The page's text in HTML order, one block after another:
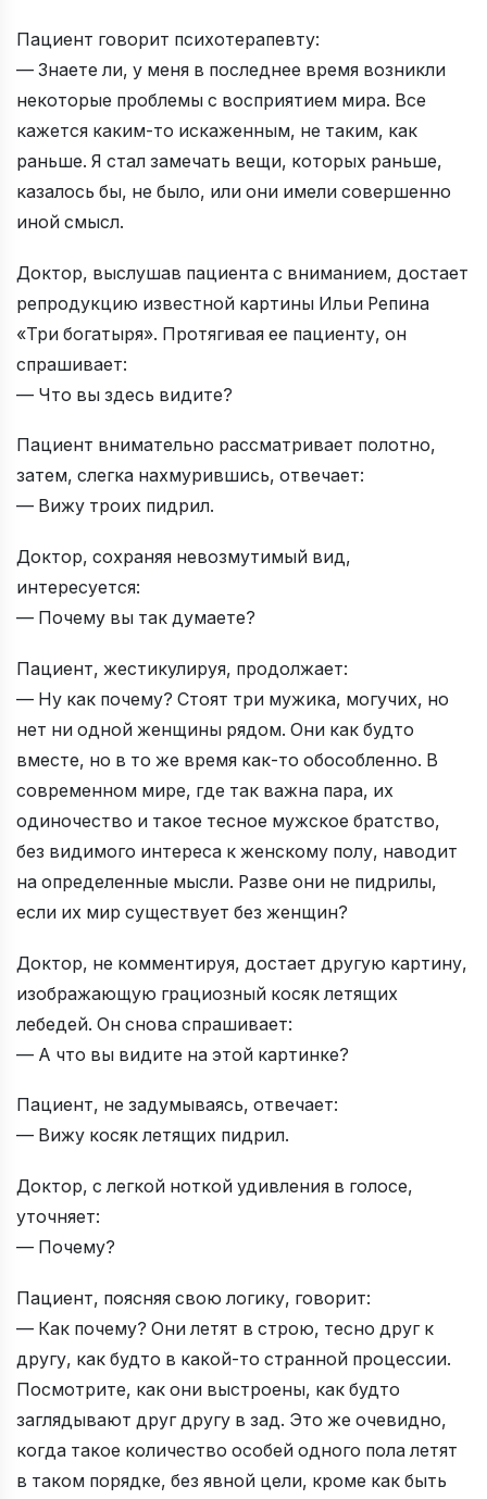
Пациент говорит психотерапевту:
— Знаете ли, у меня в последнее время возникли
некоторые проблемы с восприятием мира. Все
кажется каким-то искаженным, не таким, как
раньше. Я стал замечать вещи, которых раньше,
казалось бы, не было, или они имели совершенно
иной смысл.
Доктор, выслушав пациента с вниманием, достает
репродукцию известной картины Ильи Репина
«Три богатыря». Протягивая ее пациенту, он
спрашивает:
— Что вы здесь видите?
Пациент внимательно рассматривает полотно,
затем, слегка нахмурившись, отвечает:
— Вижу троих пидрил.
Доктор, сохраняя невозмутимый вид,
интересуется:
— Почему вы так думаете?
Пациент, жестикулируя, продолжает:
— Ну как почему? Стоят три мужика, могучих, но
нет ни одной женщины рядом. Они как будто
вместе, но в то же время как-то обособленно. В
современном мире, где так важна пара, их
одиночество и такое тесное мужское братство,
без видимого интереса к женскому полу, наводит
на определенные мысли. Разве они не пидрилы,
если их мир существует без женщин?
Доктор, не комментируя, достает другую картину,
изображающую грациозный косяк летящих
лебедей. Он снова спрашивает:
— А что вы видите на этой картинке?
Пациент, не задумываясь, отвечает:
— Вижу косяк летящих пидрил.
Доктор, с легкой ноткой удивления в голосе,
уточняет:
— Почему?
Пациент, поясняя свою логику, говорит:
— Как почему? Они летят в строю, тесно друг к
другу, как будто в какой-то странной процессии.
Посмотрите, как они выстроены, как будто
заглядывают друг другу в зад. Это же очевидно,
когда такое количество особей одного пола летят
в таком порядке, без явной цели, кроме как быть